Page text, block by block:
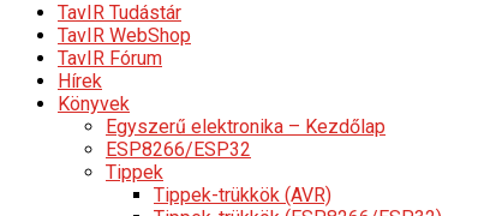
TavIR Tudástár
TavIR WebShop
TavIR Fórum
Hírek
Könyvek
Egyszerű elektronika – Kezdőlap
ESP8266/ESP32
Tippek
Tippek-trükkök (AVR)